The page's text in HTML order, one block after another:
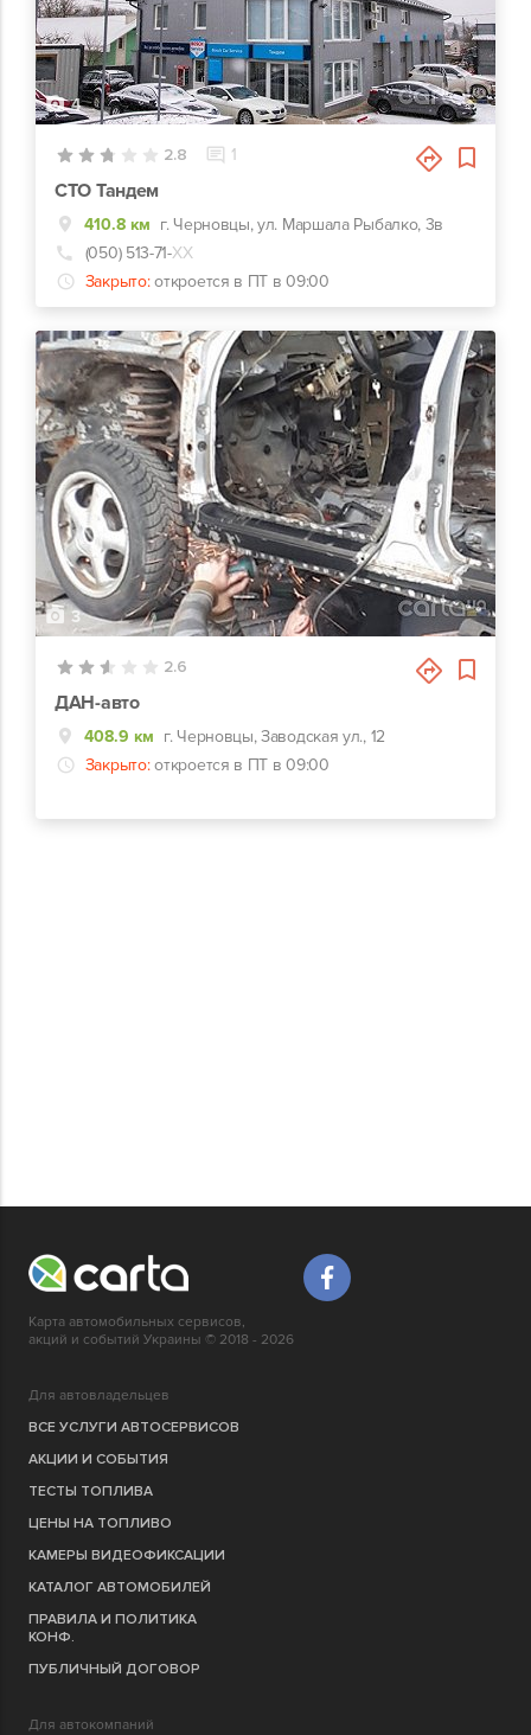
4
2.8 1
СТО Тандем
410.8 км г. Черновцы, ул. Маршала Рыбалко, 3в
(050) 513-71-ХХ
Закрыто: откроется в ПТ в 09:00
3
2.6
ДАН-авто
408.9 км г. Черновцы, Заводская ул., 12
Закрыто: откроется в ПТ в 09:00
Карта автомобильных сервисов,
акций и событий Украины © 2018 - 2026
Для автовладельцев
ВСЕ УСЛУГИ АВТОСЕРВИСОВ
АКЦИИ И СОБЫТИЯ
ТЕСТЫ ТОПЛИВА
ЦЕНЫ НА ТОПЛИВО
КАМЕРЫ ВИДЕОФИКСАЦИИ
КАТАЛОГ АВТОМОБИЛЕЙ
ПРАВИЛА И ПОЛИТИКА
КОНФ.
ПУБЛИЧНЫЙ ДОГОВОР
Для автокомпаний